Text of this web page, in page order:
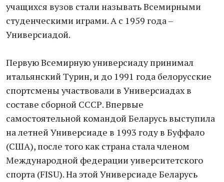
учащихся вузов стали называть Всемирными
студенческими играми. А с 1959 года –
Универсиадой.
Первую Всемирную универсиаду принимал
итальянский Турин, и до 1991 года белорусские
спортсмены участвовали в Универсиадах в
составе сборной СССР. Впервые
самостоятельной командой Беларусь выступила
на летней Универсиаде в 1993 году в Буффало
(США), после того как страна стала членом
Международной федерации уиверситетского
спорта (FISU). На этой Универсиаде Беларусь